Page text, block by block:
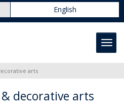
English
arts
decorative arts